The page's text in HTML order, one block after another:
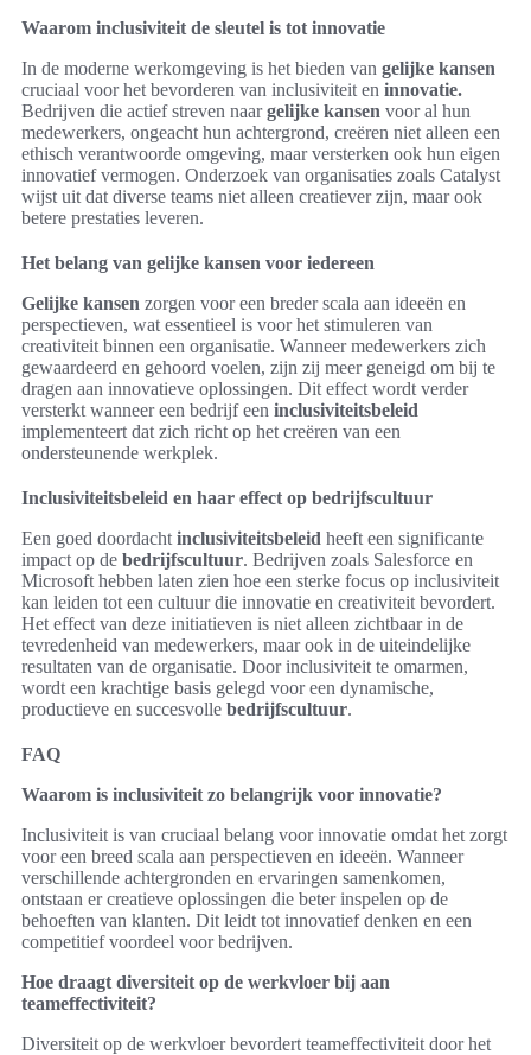
Waarom inclusiviteit de sleutel is tot innovatie
In de moderne werkomgeving is het bieden van gelijke kansen
cruciaal voor het bevorderen van inclusiviteit en innovatie.
Bedrijven die actief streven naargelijke kansen voor al hun
medewerkers, ongeacht hun achtergrond, creëren niet alleen een
ethisch verantwoorde omgeving, maar versterken ook hun eigen
innovatief vermogen. Onderzoek van organisaties zoals Catalyst
wijst uit dat diverse teams niet alleen creatiever zijn, maar ook
betere prestaties leveren.
Het belang van gelijke kansen voor iedereen
Gelijke kansen zorgen voor een breder scala aan ideeën en
perspectieven, wat essentieel is voor het stimuleren van
creativiteit binnen een organisatie. Wanneer medewerkers zich
gewaardeerd en gehoord voelen, zijn zij meer geneigd om bij te
dragen aan innovatieve oplossingen. Dit effect wordt verder
versterkt wanneer een bedrijf een inclusiviteitsbeleid
implementeert dat zich richt op het creëren van een
ondersteunende werkplek.
Inclusiviteitsbeleid en haar effect op bedrijfscultuur
Een goed doordacht inclusiviteitsbeleid heeft een significante
impact op de bedrijfscultuur. Bedrijven zoals Salesforce en
Microsoft hebben laten zien hoe een sterke focus op inclusiviteit
kan leiden tot een cultuur die innovatie en creativiteit bevordert.
Het effect van deze initiatieven is niet alleen zichtbaar in de
tevredenheid van medewerkers, maar ook in de uiteindelijke
resultaten van de organisatie. Door inclusiviteit te omarmen,
wordt een krachtige basis gelegd voor een dynamische,
productieve en succesvolle bedrijfscultuur.
FAQ
Waarom is inclusiviteit zo belangrijk voor innovatie?
Inclusiviteit is van cruciaal belang voor innovatie omdat het zorgt
voor een breed scala aan perspectieven en ideeën. Wanneer
verschillende achtergronden en ervaringen samenkomen,
ontstaan er creatieve oplossingen die beter inspelen op de
behoeften van klanten. Dit leidt tot innovatief denken en een
competitief voordeel voor bedrijven.
Hoe draagt diversiteit op de werkvloer bij aan
teameffectiviteit?
Diversiteit op de werkvloer bevordert teameffectiviteit door het